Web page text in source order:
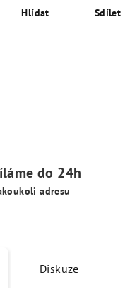
Hlídat Sdílet
do 24h
adresu
Diskuze